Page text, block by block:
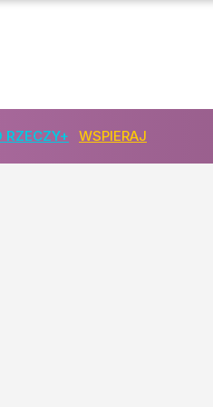
RZECZY+ WSPIERAJ
zawsze grzecznie"